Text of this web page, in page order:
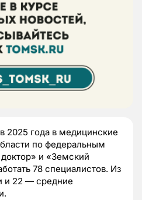
2025 года в медицинские
по федеральным
и «Земский
78 специалистов. Из
и 22 — средние